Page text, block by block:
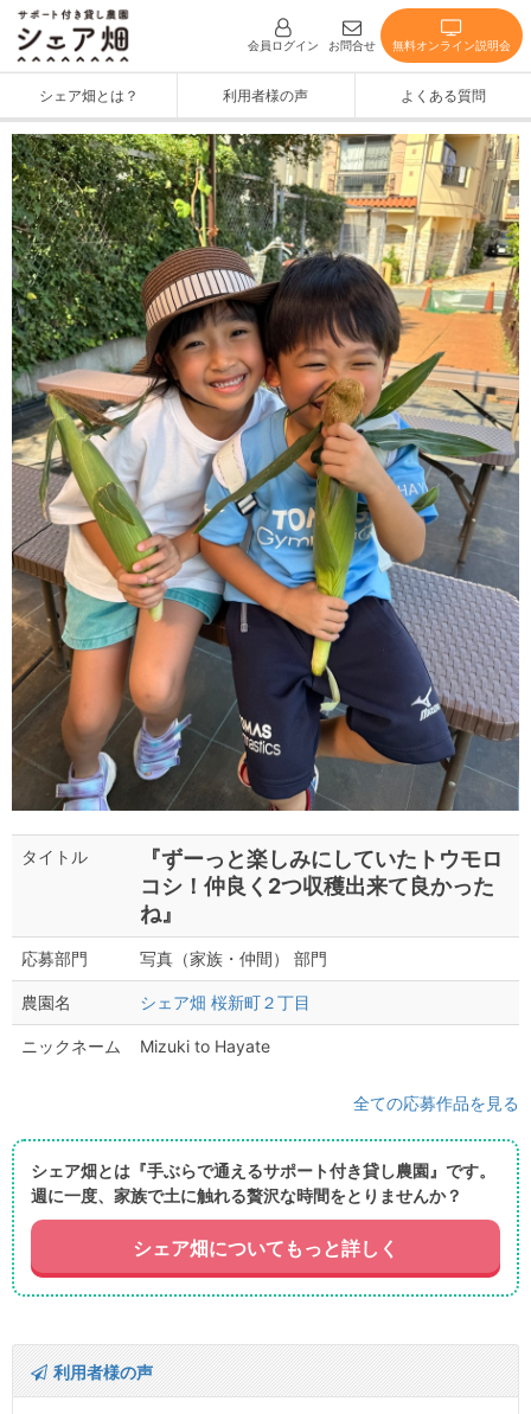
会員ログイン お問合せ 無料オンライン説明会
シェア畑とは？ 利用者様の声 よくある質問
タイトル 『ずーっと楽しみにしていたトウモロ
コシ！仲良く2つ収穫出来て良かった
ね』
応募部門 写真（家族・仲間） 部門
農園名 シェア畑 桜新町２丁目
ニックネーム Mizuki to Hayate
全ての応募作品を見る
シェア畑とは『手ぶらで通えるサポート付き貸し農園』です。
週に一度、家族で土に触れる贅沢な時間をとりませんか？
シェア畑についてもっと詳しく
利用者様の声